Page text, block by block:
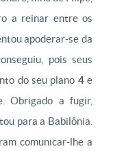
a reinar entre os
apoderar-se da
pois seus
do seu plano 4e
Obrigado a fugir,
para a Babilônia.
comunicar-lhe a